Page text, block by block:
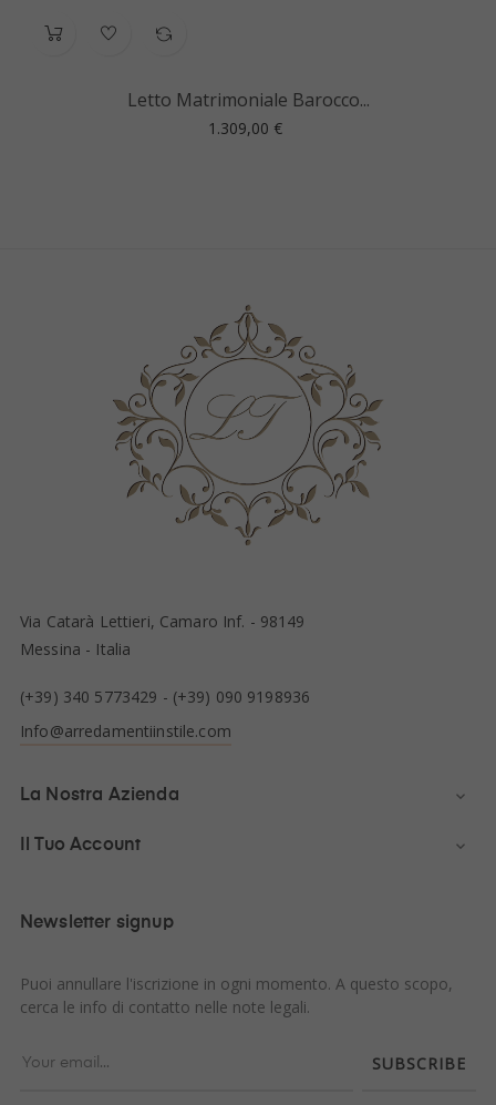
Letto Matrimoniale Barocco...
Prezzo
1.309,00 €
Via Catarà Lettieri, Camaro Inf. - 98149
Messina - Italia
(+39) 340 5773429 - (+39) 090 9198936
Info@arredamentiinstile.com
La Nostra Azienda 
Il Tuo Account 
Newsletter signup
Puoi annullare l'iscrizione in ogni momento. A questo scopo,
cerca le info di contatto nelle note legali.
SUBSCRIBE